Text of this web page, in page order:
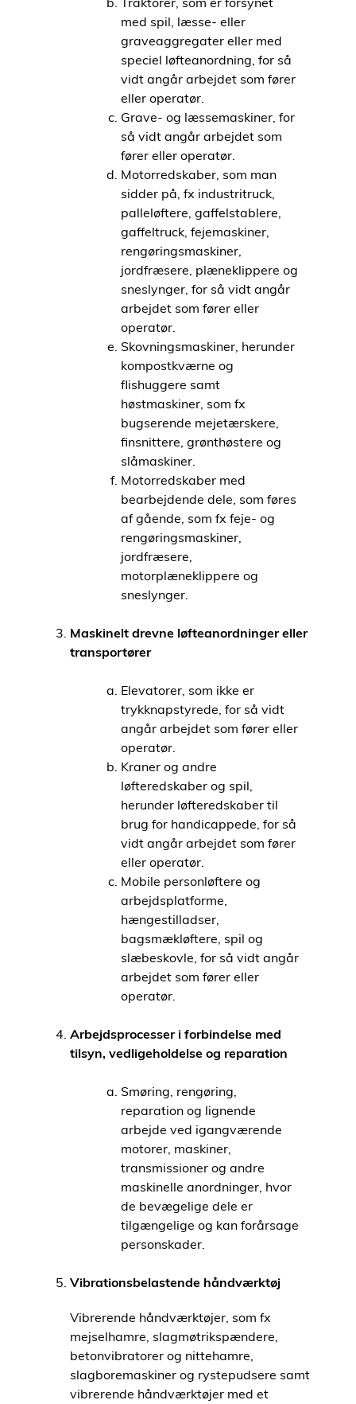
med spil, læsse- eller
graveaggregater eller med
speciel løfteanordning, for så
vidt angår arbejdet som fører
eller operatør.
Grave- og læssemaskiner, for
så vidt angår arbejdet som
fører eller operatør.
Motorredskaber, som man
sidder på, fx industritruck,
palleløftere, gaffelstablere,
gaffeltruck, fejemaskiner,
rengøringsmaskiner,
jordfræsere, plæneklippere og
sneslynger, for så vidt angår
arbejdet som fører eller
operatør.
Skovningsmaskiner, herunder
kompostkværne og
flishuggere samt
høstmaskiner, som fx
bugserende mejetærskere,
finsnittere, grønthøstere og
slåmaskiner.
Motorredskaber med
bearbejdende dele, som føres
af gående, som fx feje- og
rengøringsmaskiner,
jordfræsere,
motorplæneklippere og
sneslynger.
Maskinelt drevne løfteanordninger eller
transportører
Elevatorer, som ikke er
trykknapstyrede, for så vidt
angår arbejdet som fører eller
operatør.
Kraner og andre
løfteredskaber og spil,
herunder løfteredskaber til
brug for handicappede, for så
vidt angår arbejdet som fører
eller operatør.
Mobile personløftere og
arbejdsplatforme,
hængestilladser,
bagsmækløftere, spil og
slæbeskovle, for så vidt angår
arbejdet som fører eller
operatør.
Arbejdsprocesser i forbindelse med
tilsyn, vedligeholdelse og reparation
Smøring, rengøring,
reparation og lignende
arbejde ved igangværende
motorer, maskiner,
transmissioner og andre
maskinelle anordninger, hvor
de bevægelige dele er
tilgængelige og kan forårsage
personskader.
Vibrationsbelastende håndværktøj
Vibrerende håndværktøjer, som fx
mejselhamre, slagmøtrikspændere,
betonvibratorer og nittehamre,
slagboremaskiner og rystepudsere samt
vibrerende håndværktøjer med et